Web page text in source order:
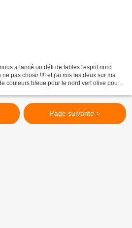
a lancé un défi de tables "esprit nord
pas chosir !!!! et j'ai mis les deux sur ma
couleurs bleue pour le nord vert olive pour
Page suivante >